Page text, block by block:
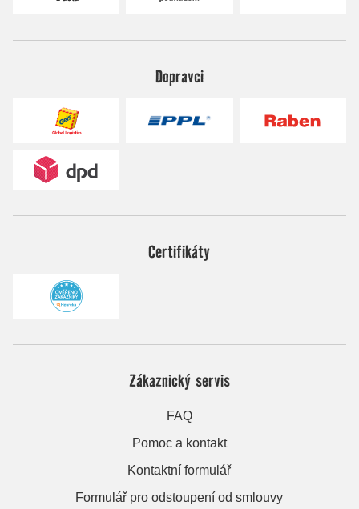
Dopravci
Certifikáty
Zákaznický servis
FAQ
Pomoc a kontakt
Kontaktní formulář
Formulář pro odstoupení od smlouvy